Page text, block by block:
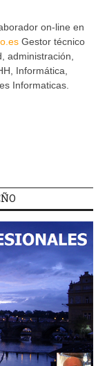
on-line en
Gestor técnico
administración,
Informática,
Informaticas.